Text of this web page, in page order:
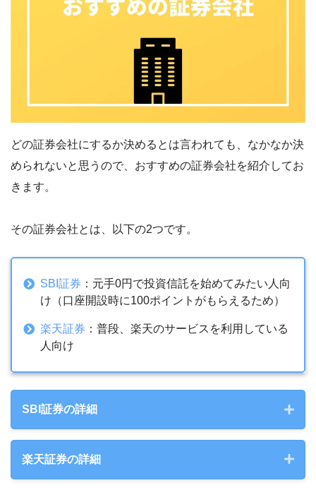
どの証券会社にするか決めるとは言われても、なかなか決
められないと思うので、おすすめの証券会社を紹介してお
きます。
その証券会社とは、以下の2つです。
SBI証券 ：元手0円で投資信託を始めてみたい人向
け（口座開設時に100ポイントがもらえるため）
楽天証券 ：普段、楽天のサービスを利用している
人向け
SBI証券の詳細
投資信託の本数
楽天証券の詳細